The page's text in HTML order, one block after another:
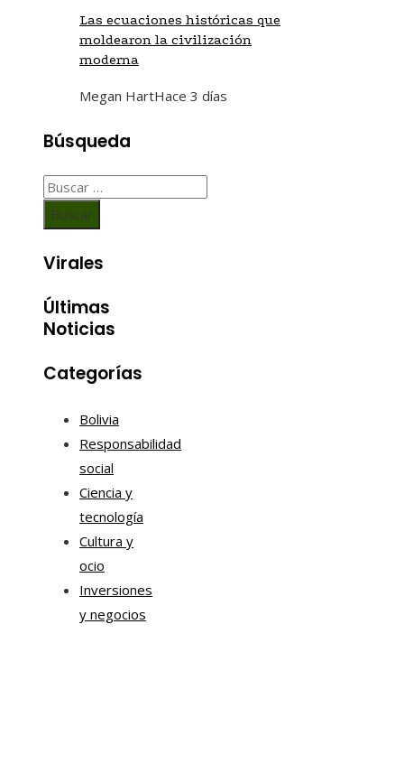
Las ecuaciones históricas que
moldearon la civilización
moderna
Megan HartHace 3 días
Búsqueda
Buscar:
Virales
Últimas
Noticias
Categorías
Bolivia
Responsabilidad
social
Ciencia y
tecnología
Cultura y
ocio
Inversiones
y negocios